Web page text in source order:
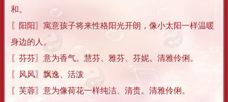
和。
〖阳阳〗寓意孩子将来性格阳光开朗，像小太阳一样温暖
身边的人。
〖芬芬〗意为香气。慧芬、雅芬、芬妮。清雅伶俐。
〖风风〗飘逸、活泼
〖芙蓉〗意为像荷花一样纯洁、清贵。清雅伶俐。